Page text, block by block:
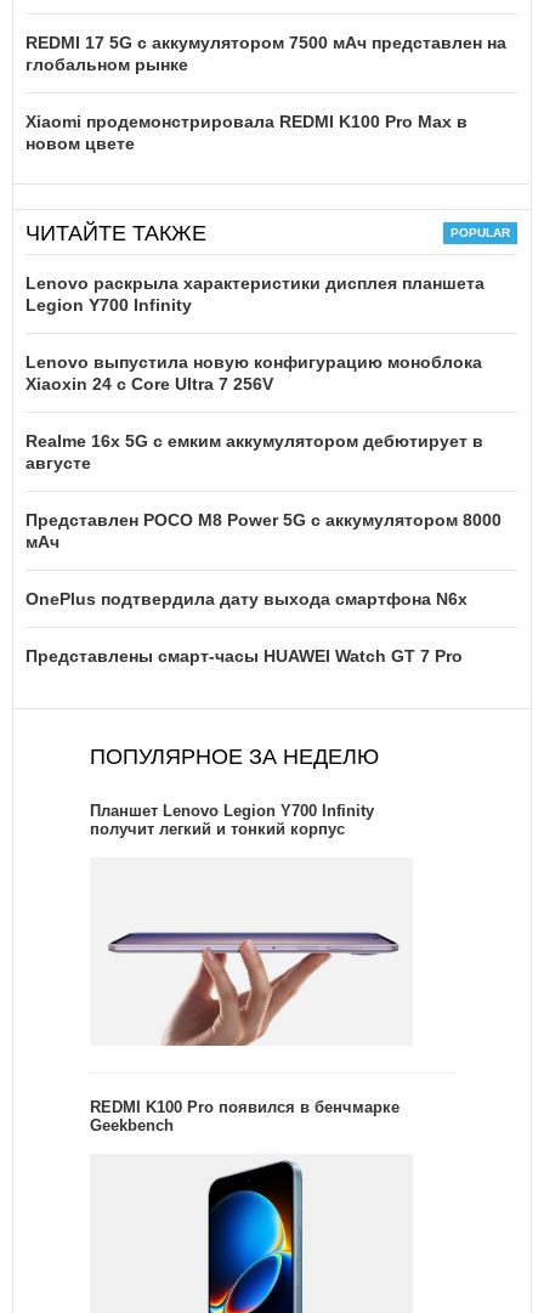
REDMI 17 5G c аккумулятором 7500 мАч представлен на
глобальном рынке
Xiaomi продемонстрировала REDMI K100 Pro Max в
новом цвете
ЧИТАЙТЕ ТАКЖЕ
Lenovo раскрыла характеристики дисплея планшета
Legion Y700 Infinity
Lenovo выпустила новую конфигурацию моноблока
Xiaoxin 24 с Core Ultra 7 256V
Realme 16x 5G с емким аккумулятором дебютирует в
августе
Представлен POCO M8 Power 5G с аккумулятором 8000
мАч
OnePlus подтвердила дату выхода смартфона N6x
Представлены смарт-часы HUAWEI Watch GT 7 Pro
ПОПУЛЯРНОЕ ЗА НЕДЕЛЮ
Планшет Lenovo Legion Y700 Infinity
получит легкий и тонкий корпус
REDMI K100 Pro появился в бенчмарке
Geekbench